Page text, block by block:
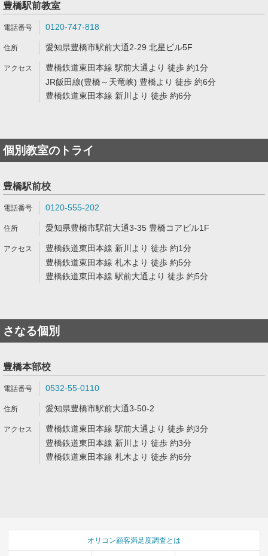
豊橋駅前教室
0120-747-818
愛知県豊橋市駅前大通2-29 北星ビル5F
豊橋鉄道東田本線 駅前大通より 徒歩 約1分
JR飯田線(豊橋～天竜峡) 豊橋より 徒歩 約6分
豊橋鉄道東田本線 新川より 徒歩 約6分
個別教室のトライ
豊橋駅前校
0120-555-202
愛知県豊橋市駅前大通3-35 豊橋コアビル1F
豊橋鉄道東田本線 新川より 徒歩 約1分
豊橋鉄道東田本線 札木より 徒歩 約5分
豊橋鉄道東田本線 駅前大通より 徒歩 約5分
さなる個別
豊橋本部校
0532-55-0110
愛知県豊橋市駅前大通3-50-2
豊橋鉄道東田本線 駅前大通より 徒歩 約3分
豊橋鉄道東田本線 新川より 徒歩 約3分
豊橋鉄道東田本線 札木より 徒歩 約6分
オリコン顧客満足度調査とは